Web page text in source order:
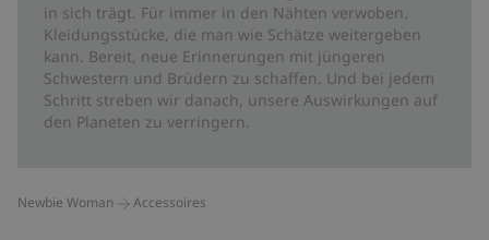
in sich trägt. Für immer in den Nähten verwoben.
Kleidungsstücke, die man wie Schätze weitergeben
kann. Bereit, neue Erinnerungen mit jüngeren
Schwestern und Brüdern zu schaffen. Und bei jedem
Schritt streben wir danach, unsere Auswirkungen auf
den Planeten zu verringern.
Newbie Woman Accessoires